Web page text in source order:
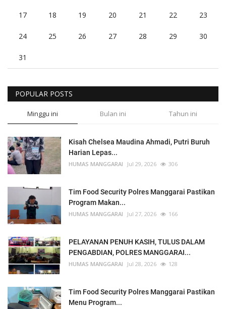
17 18 19 20 21 22 23
24 25 26 27 28 29 30
31
POPULAR POSTS
Minggu ini Bulan ini Tahun ini
Kisah Chelsea Maudina Ahmadi, Putri Buruh
Harian Lepas...
HUMAS MANGGARAI Jul 29, 2026 306
Tim Food Security Polres Manggarai Pastikan
Program Makan...
HUMAS MANGGARAI Jul 27, 2026 166
PELAYANAN PENUH KASIH, TULUS DALAM
PENGABDIAN, POLRES MANGGARAI...
HUMAS MANGGARAI Jul 28, 2026 128
Tim Food Security Polres Manggarai Pastikan
Menu Program...